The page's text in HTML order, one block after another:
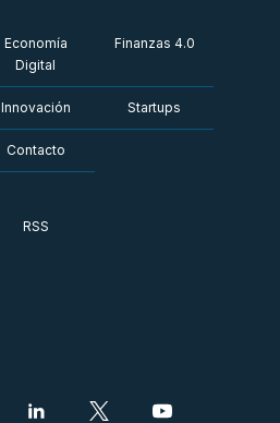
Economía
Digital
Finanzas 4.0
Innovación Startups
Contacto
RSS